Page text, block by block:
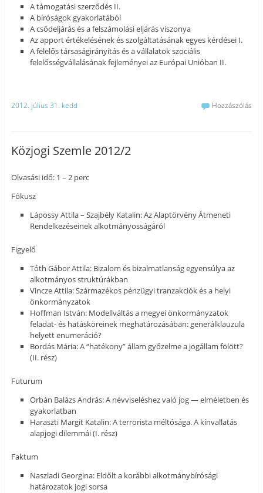
A támogatási szerződés II.
A bíróságok gyakorlatából
A csődeljárás és a felszámolási eljárás viszonya
Az apport értékelésének és szolgáltatásának egyes kérdései I.
A felelős társaságirányítás és a vállalatok szociális
felelősségvállalásának fejleményei az Európai Unióban II.
2012. július 31. kedd Hozzászólás
Közjogi Szemle 2012/2
Olvasási idő: 1 – 2 perc
Fókusz
Lápossy Attila – Szajbély Katalin: Az Alaptörvény Átmeneti
Rendelkezéseinek alkotmányosságáról
Figyelő
Tóth Gábor Attila: Bizalom és bizalmatlanság egyensúlya az
alkotmányos struktúrákban
Vincze Attila: Származékos pénzügyi tranzakciók és a helyi
önkormányzatok
Hoffman István: Modellváltás a megyei önkormányzatok
feladat- és hatásköreinek meghatározásában: generálklauzula
helyett enumeráció?
Bordás Mária: A “hatékony” állam győzelme a jogállam fölött?
(II. rész)
Futurum
Orbán Balázs András: A névviseléshez való jog — elméletben és
gyakorlatban
Haraszti Margit Katalin: A terrorista méltósága. A kínvallatás
alapjogi dilemmái (I. rész)
Faktum
Naszladi Georgina: Eldőlt a korábbi alkotmánybírósági
határozatok jogi sorsa